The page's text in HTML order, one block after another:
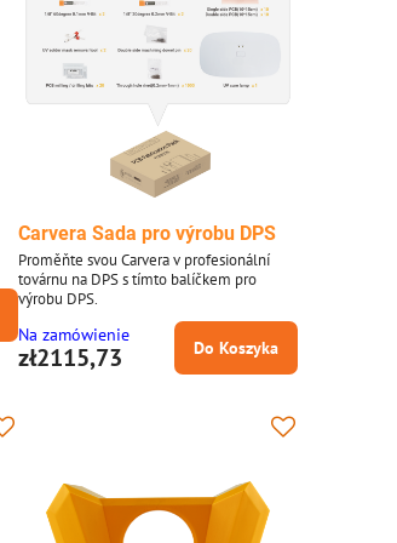
Carvera Sada pro výrobu DPS
Proměňte svou Carvera v profesionální
továrnu na DPS s tímto balíčkem pro
výrobu DPS.
Na zamówienie
zł2115,73 Do Koszyka